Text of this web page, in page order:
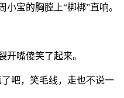
宝的胸膛上“梆梆”直响。
嘴傻笑了起来。
吧，笑毛线，走也不说一